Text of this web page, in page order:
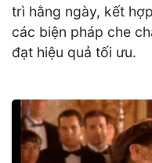
trì hằng ngày, kết
các biện pháp che
đạt hiệu quả tối ưu.